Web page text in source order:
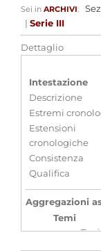
Sei in ARCHIVI:
| Serie III
Dettaglio
Intestazione
Descrizione
Estremi
Estensioni
cronologiche
Consistenza
Qualifica
Aggregazioni
Temi